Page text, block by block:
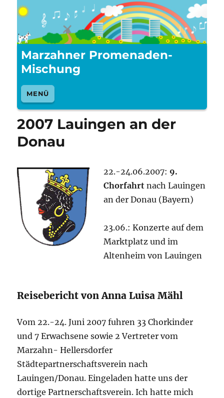
Marzahner Promenaden-
Mischung
MENÜ
2007 Lauingen an der
Donau
22.-24.06.2007: 9.
Chorfahrtnach Lauingen
an der Donau (Bayern)
23.06.: Konzerte auf dem
Marktplatz und im
Altenheim von Lauingen
Reisebericht von Anna Luisa Mähl
Vom 22.-24. Juni 2007 fuhren 33 Chorkinder
und 7 Erwachsene sowie 2 Vertreter vom
Marzahn- Hellersdorfer
Städtepartnerschaftsverein nach
Lauingen/Donau. Eingeladen hatte uns der
dortige Partnerschaftsverein. Ich hatte mich